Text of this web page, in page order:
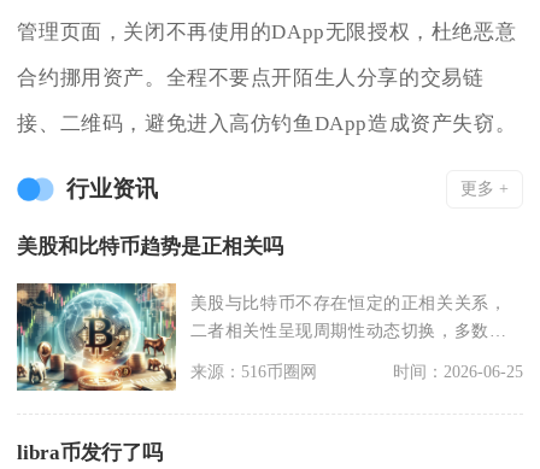
管理页面，关闭不再使用的DApp无限授权，杜绝恶意
合约挪用资产。全程不要点开陌生人分享的交易链
接、二维码，避免进入高仿钓鱼DApp造成资产失窃。
行业资讯 更多 +
美股和比特币趋势是正相关吗
美股与比特币不存在恒定的正相关关系，
二者相关性呈现周期性动态切换，多数宏
来源：516币圈网 时间：2026-06-25
libra币发行了吗